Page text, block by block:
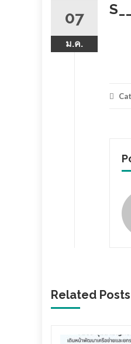
07
ม.ค.
Related